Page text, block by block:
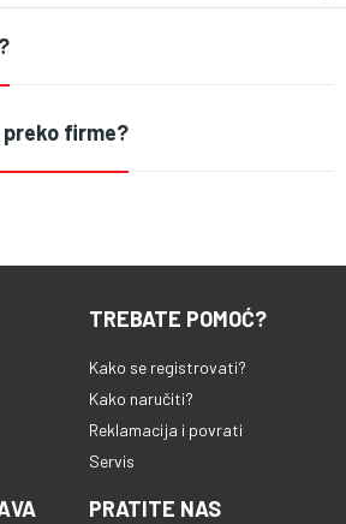
preko firme?
TREBATE POMOĆ?
Kako se registrovati?
Kako naručiti?
Reklamacija i povrati
Servis
PRATITE NAS